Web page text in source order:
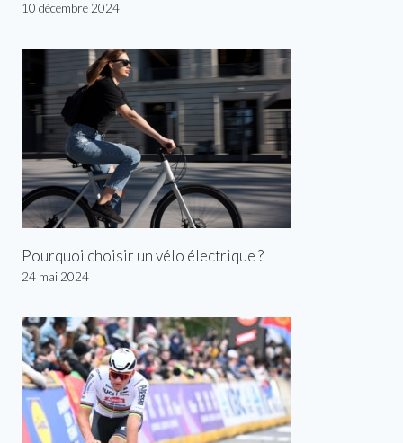
10 décembre 2024
Pourquoi choisir un vélo électrique ?
24 mai 2024